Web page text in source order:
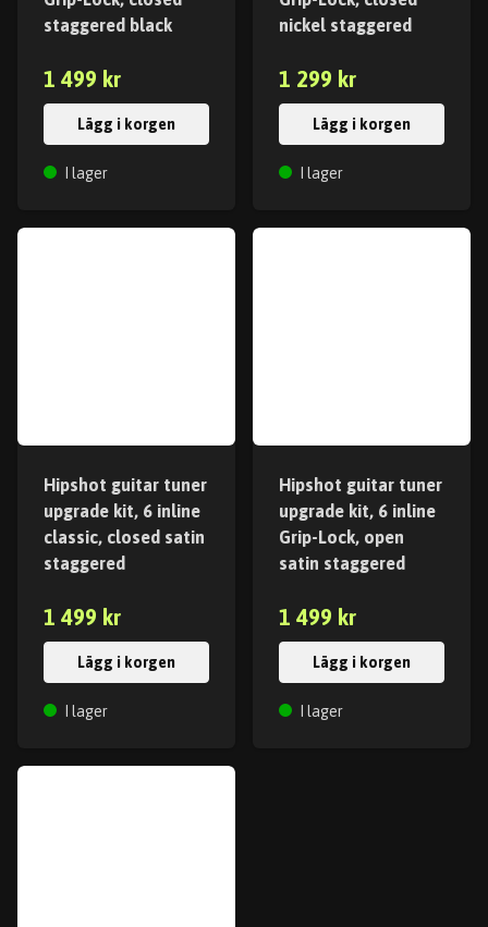
staggered black
1 499 kr
Lägg i korgen
I lager
nickel staggered
1 299 kr
Lägg i korgen
I lager
Hipshot guitar tuner
upgrade kit, 6 inline
classic, closed satin
staggered
1 499 kr
Lägg i korgen
I lager
Hipshot guitar tuner
upgrade kit, 6 inline
Grip-Lock, open
satin staggered
1 499 kr
Lägg i korgen
I lager